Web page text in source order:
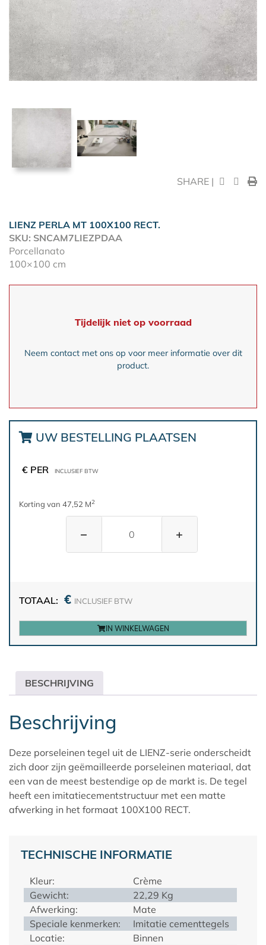
SHARE |
LIENZ PERLA MT 100X100 RECT.
SKU: SNCAM7LIEZPDAA
Porcellanato
100×100 cm
Tijdelijk niet op voorraad
Neem contact met ons op voor meer informatie over dit
product.
UW BESTELLING PLAATSEN
€ PER INCLUSIEF BTW
Korting van 47,52 M2
− +
TOTAAL: € INCLUSIEF BTW
IN WINKELWAGEN
BESCHRIJVING
Beschrijving
Deze porseleinen tegel uit de LIENZ-serie onderscheidt
zich door zijn geëmailleerde porseleinen materiaal, dat
een van de meest bestendige op de markt is. De tegel
heeft een imitatiecementstructuur met een matte
afwerking in het formaat 100X100 RECT.
TECHNISCHE INFORMATIE
Kleur:
Crème
Gewicht:
22,29 Kg
Afwerking:
Mate
Speciale kenmerken:
Imitatie cementtegels
Locatie:
Binnen